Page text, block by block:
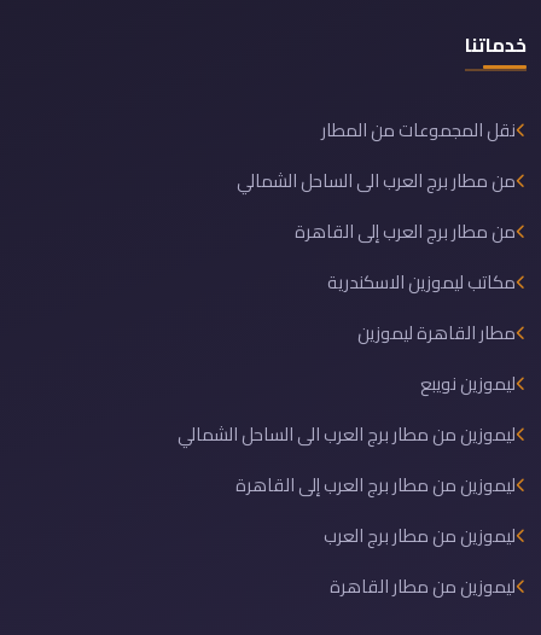
خدماتنا
نقل المجموعات من المطار
من مطار برج العرب الى الساحل الشمالي
من مطار برج العرب إلى القاهرة
مكاتب ليموزين الاسكندرية
مطار القاهرة ليموزين
ليموزين نويبع
ليموزين من مطار برج العرب الى الساحل الشمالي
ليموزين من مطار برج العرب إلى القاهرة
ليموزين من مطار برج العرب
ليموزين من مطار القاهرة